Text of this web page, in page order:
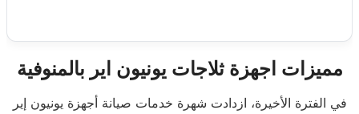
مميزات اجهزة ثلاجات يونيون اير بالمنوفية
في الفترة الأخيرة، ازدادت شهرة خدمات صيانة أجهزة يونيون إير